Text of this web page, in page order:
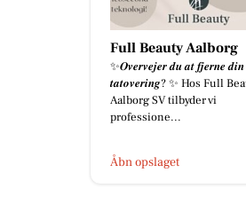
Full Beauty Aalborg
✨𝑶𝒗𝒆𝒓𝒗𝒆𝒋𝒆𝒓 𝒅𝒖 𝒂𝒕 𝒇𝒋𝒆𝒓𝒏𝒆 𝒅𝒊𝒏
𝒕𝒂𝒕𝒐𝒗𝒆𝒓𝒊𝒏𝒈? ✨ Hos Full
Aalborg SV tilbyder vi
professione...
Åbn opslaget